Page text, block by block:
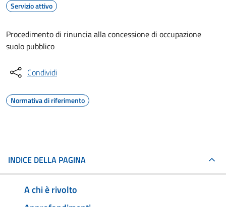
Servizio attivo
Procedimento di rinuncia alla concessione di occupazione
suolo pubblico
Condividi
Normativa di riferimento
INDICE DELLA PAGINA
A chi è rivolto